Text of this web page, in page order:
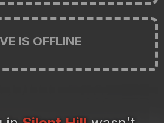
IS OFFLINE